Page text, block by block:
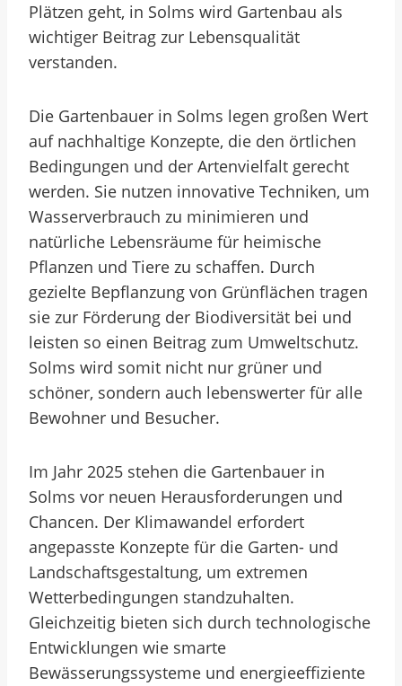
Plätzen geht, in Solms wird Gartenbau als
wichtiger Beitrag zur Lebensqualität
verstanden.
Die Gartenbauer in Solms legen großen Wert
auf nachhaltige Konzepte, die den örtlichen
Bedingungen und der Artenvielfalt gerecht
werden. Sie nutzen innovative Techniken, um
Wasserverbrauch zu minimieren und
natürliche Lebensräume für heimische
Pflanzen und Tiere zu schaffen. Durch
gezielte Bepflanzung von Grünflächen tragen
sie zur Förderung der Biodiversität bei und
leisten so einen Beitrag zum Umweltschutz.
Solms wird somit nicht nur grüner und
schöner, sondern auch lebenswerter für alle
Bewohner und Besucher.
Im Jahr 2025 stehen die Gartenbauer in
Solms vor neuen Herausforderungen und
Chancen. Der Klimawandel erfordert
angepasste Konzepte für die Garten- und
Landschaftsgestaltung, um extremen
Wetterbedingungen standzuhalten.
Gleichzeitig bieten sich durch technologische
Entwicklungen wie smarte
Bewässerungssysteme und energieeffiziente